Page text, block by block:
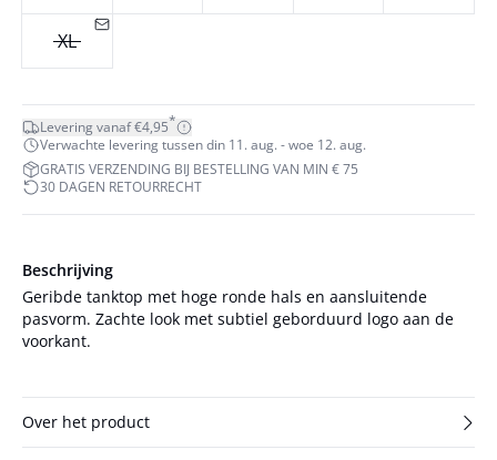
XL
Levering vanaf €4,95*
Verwachte levering tussen din 11. aug. - woe 12. aug.
GRATIS VERZENDING BIJ BESTELLING VAN MIN € 75
30 DAGEN RETOURRECHT
Beschrijving
Geribde tanktop met hoge ronde hals en aansluitende
pasvorm. Zachte look met subtiel geborduurd logo aan de
voorkant.
Over het product